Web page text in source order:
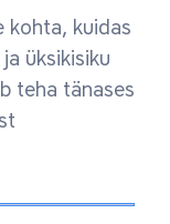
kohta, kuidas
üksikisiku
teha tänases